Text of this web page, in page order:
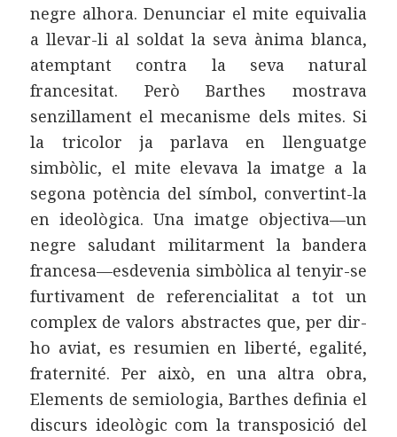
negre alhora. Denunciar el mite equivalia
a llevar-li al soldat la seva ànima blanca,
atemptant contra la seva natural
francesitat. Però Barthes mostrava
senzillament el mecanisme dels mites. Si
la tricolor ja parlava en llenguatge
simbòlic, el mite elevava la imatge a la
segona potència del símbol, convertint-la
en ideològica. Una imatge objectiva—un
negre saludant militarment la bandera
francesa—esdevenia simbòlica al tenyir-se
furtivament de referencialitat a tot un
complex de valors abstractes que, per dir-
ho aviat, es resumien en liberté, egalité,
fraternité. Per això, en una altra obra,
Elements de semiologia, Barthes definia el
discurs ideològic com la transposició del